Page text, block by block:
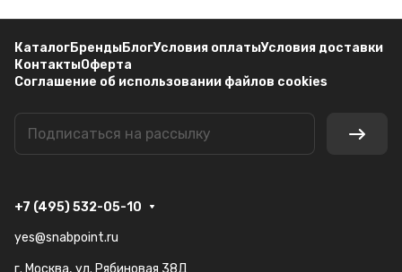
КаталогБрендыБлогУсловия оплатыУсловия доставки
КонтактыОферта
Соглашение об использовании файлов cookies
+7 (495) 532-05-10
yes@snabpoint.ru
г. Москва, ул. Рябиновая 38Д